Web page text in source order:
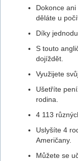
Dokonce
děláte u
Díky
S touto
dojíždět.
Využijete
Ušetříte
rodina.
4 113
Uslyšíte 4
Američany.
Můžete se